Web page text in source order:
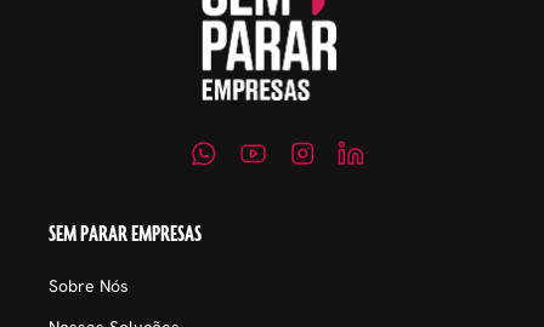
SEM PARAR EMPRESAS
Sobre Nós